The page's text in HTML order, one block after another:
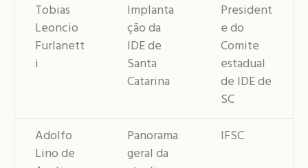
Tobias
Leoncio
Furlanett
i
Implanta
ção da
IDE de
Santa
Catarina
President
e do
Comite
estadual
de IDE de
SC
Adolfo
Lino de
Panorama
geral da
IFSC